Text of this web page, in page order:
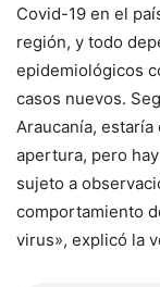
Covid-19 en el
región, y todo
epidemiológicos
casos nuevos.
Araucanía,
apertura, pero
sujeto a
comportamiento
virus», explicó la